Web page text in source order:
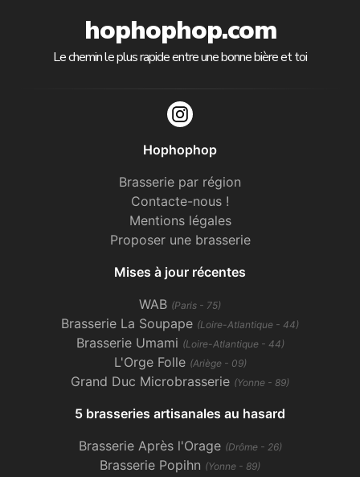
hophophop.com
Le chemin le plus rapide entre une bonne bière et toi
Hophophop
Brasserie par région
Contacte-nous !
Mentions légales
Proposer une brasserie
Mises à jour récentes
WAB (Paris - 75)
Brasserie La Soupape (Loire-Atlantique - 44)
Brasserie Umami (Loire-Atlantique - 44)
L'Orge Folle (Ariège - 09)
Grand Duc Microbrasserie (Yonne - 89)
5 brasseries artisanales au hasard
Brasserie Après l'Orage (Drôme - 26)
Brasserie Popihn (Yonne - 89)